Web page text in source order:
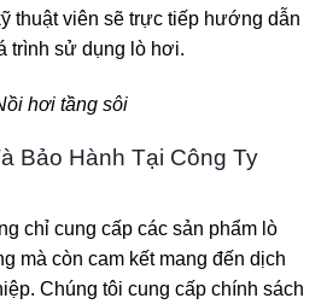
thuật viên sẽ trực tiếp hướng dẫn
trình sử dụng lò hơi.
hơi tầng sôi
Bảo Hành Tại Công Ty
chỉ cung cấp các sản phẩm lò
mà còn cam kết mang đến dịch
Chúng tôi cung cấp chính sách